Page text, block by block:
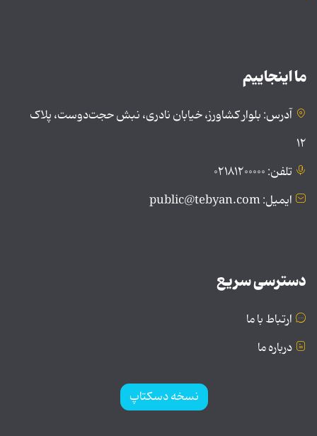
ما اینجاییم
آدرس: بلوار کشاورز، خیابان نادری، نبش حجت‌دوست، پلاک
۱۲
تلفن: ۰۲۱۸۱۲۰۰۰۰۰
ایمیل: public@tebyan.com
دسترسی سریع
ارتباط با ما
درباره ما
نسخه دسکتاپ